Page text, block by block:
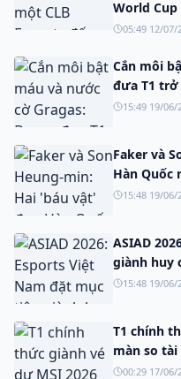
World Cup
05:49 12/07/
Cắn môi
đưa T1 trở
15:49 19/06/
Faker và
Hàn Quốc
15:48 19/06/
ASIAD
giành huy
15:48 19/06/
T1 chính
màn so
00:29 17/06/